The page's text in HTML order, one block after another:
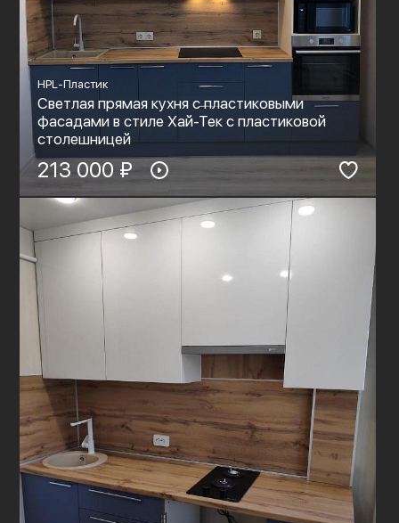
HPL-Пластик
Светлая прямая кухня с пластиковыми
фасадами в стиле Хай-Тек с пластиковой
столешницей
213 000 ₽